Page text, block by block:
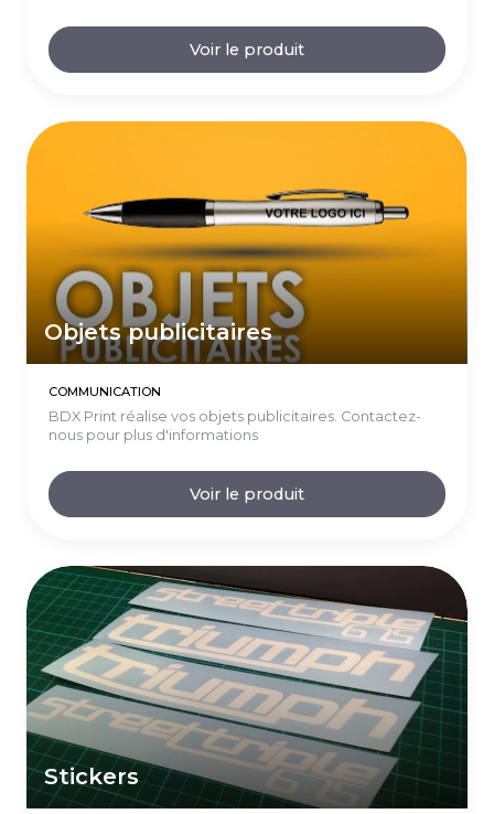
Voir le produit
Objets publicitaires
COMMUNICATION
BDX Print réalise vos objets publicitaires. Contactez-
nous pour plus d'informations
Voir le produit
Stickers